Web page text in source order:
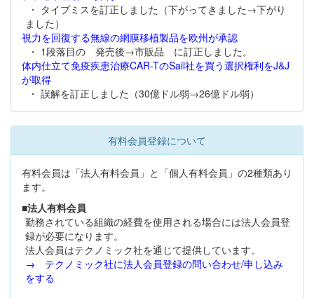
・ タイプミスを訂正しました（下がってきました→下がり
ました）
視力を回復する無線の網膜移植製品を欧州が承認
・ 1段落目の 発売後→市販品 に訂正しました。
体内仕立て免疫疾患治療CAR-TのSail社を買う選択権利をJ&J
が取得
・ 誤解を訂正しました（30億ドル弱→26億ドル弱）
有料会員登録について
有料会員は「法人有料会員」と「個人有料会員」の2種類あり
ます。
■法人有料会員
勤務されている組織の経費を使用される場合には法人会員登
録が必要になります。
法人会員はテクノミック社を通じて提供しています。
→ テクノミック社に法人会員登録の問い合わせ/申し込み
をする